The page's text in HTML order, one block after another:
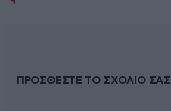
ΠΡΟΣΘΕΣΤΕ ΤΟ ΣΧΟΛΙΟ ΣΑΣ